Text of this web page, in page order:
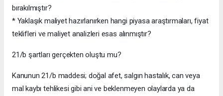
bırakılmıştır?
* Yaklaşık maliyet hazırlanırken hangi piyasa araştırmaları, fiyat
teklifleri ve maliyet analizleri esas alınmıştır?
21/b şartları gerçekten oluştu mu?
Kanunun 21/b maddesi; doğal afet, salgın hastalık, can veya
mal kaybı tehlikesi gibi ani ve beklenmeyen olaylarda ya da